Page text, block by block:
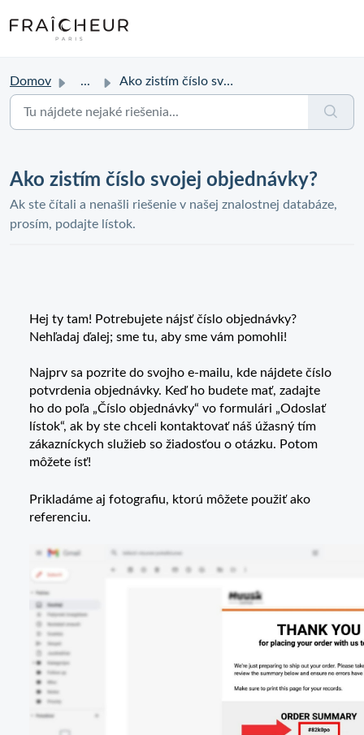
Domov ... Ako zistím číslo svojej objednávky?
Ako zistím číslo svojej objednávky?
Ak ste čítali a nenašli riešenie v našej znalostnej databáze,
prosím, podajte lístok.
Hej ty tam! Potrebujete nájsť číslo objednávky?
Nehľadaj ďalej; sme tu, aby sme vám pomohli!
Najprv sa pozrite do svojho e-mailu, kde nájdete číslo
potvrdenia objednávky. Keď ho budete mať, zadajte
ho do poľa „Číslo objednávky“ vo formulári „Odoslať
lístok“, ak by ste chceli kontaktovať náš úžasný tím
zákazníckych služieb so žiadosťou o otázku. Potom
môžete ísť!
Prikladáme aj fotografiu, ktorú môžete použiť ako
referenciu.